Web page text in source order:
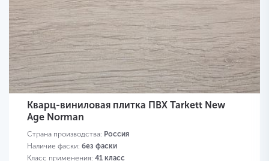
Кварц-виниловая плитка ПВХ Tarkett New
Age Norman
Страна производства: Россия
Наличие фаски: без фаски
Класс применения: 41 класс